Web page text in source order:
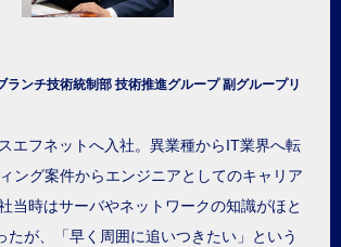
ク採用
ン登録
ランチ技術統制部 技術推進グループ 副グループリ
エフネットへ入社。異業種からIT業界へ転
ング案件からエンジニアとしてのキャリア
当時はサーバやネットワークの知識がほと
たが、「早く周囲に追いつきたい」という